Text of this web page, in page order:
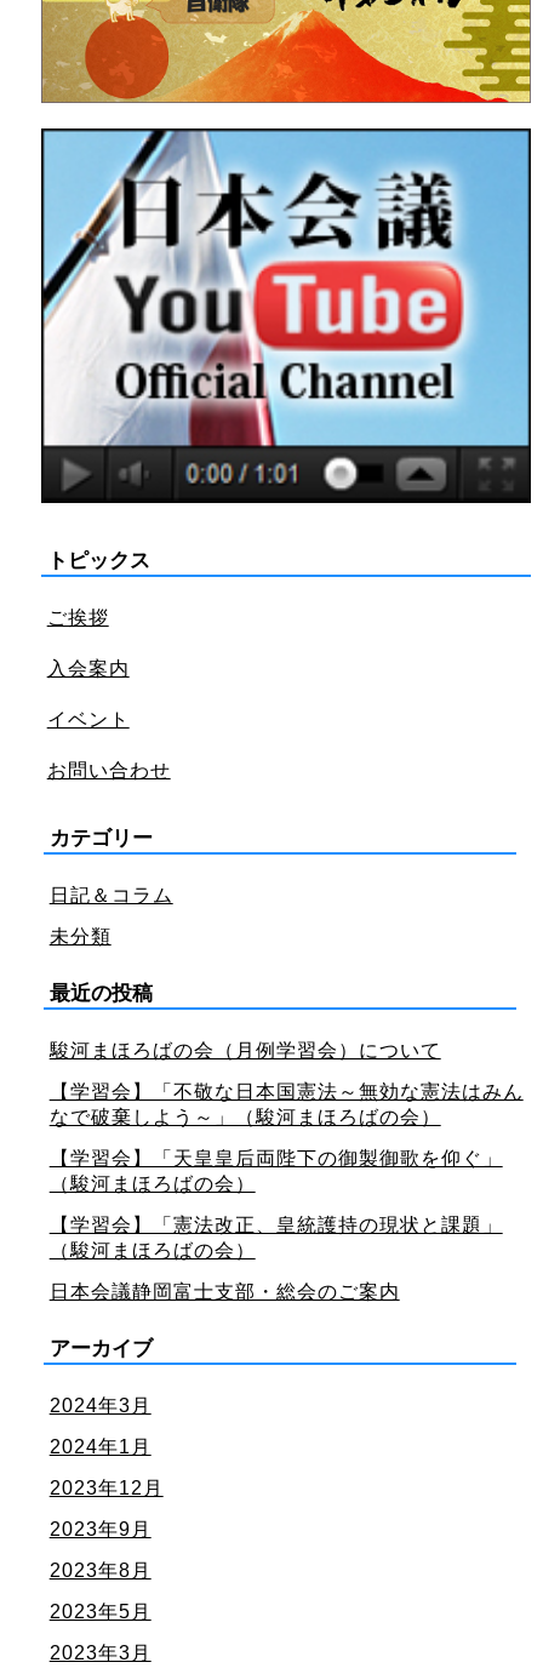
トピックス
ご挨拶
入会案内
イベント
お問い合わせ
カテゴリー
日記＆コラム
未分類
最近の投稿
駿河まほろばの会（月例学習会）について
【学習会】「不敬な日本国憲法～無効な憲法はみん
なで破棄しよう～」（駿河まほろばの会）
【学習会】「天皇皇后両陛下の御製御歌を仰ぐ」
（駿河まほろばの会）
【学習会】「憲法改正、皇統護持の現状と課題」
（駿河まほろばの会）
日本会議静岡富士支部・総会のご案内
アーカイブ
2024年3月
2024年1月
2023年12月
2023年9月
2023年8月
2023年5月
2023年3月